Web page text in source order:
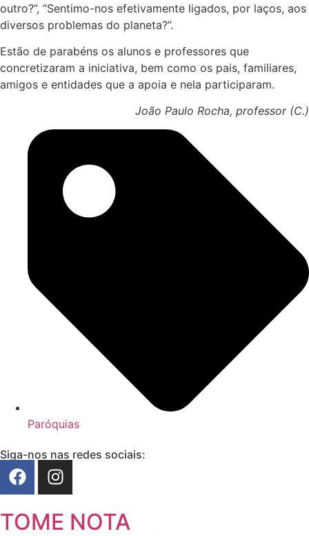
outro?”, “Sentimo-nos efetivamente ligados, por laços, aos
diversos problemas do planeta?”.
Estão de parabéns os alunos e professores que
concretizaram a iniciativa, bem como os pais, familiares,
amigos e entidades que a apoia e nela participaram.
João Paulo Rocha, professor (C.)
Paróquias
Siga-nos nas redes sociais:
TOME NOTA